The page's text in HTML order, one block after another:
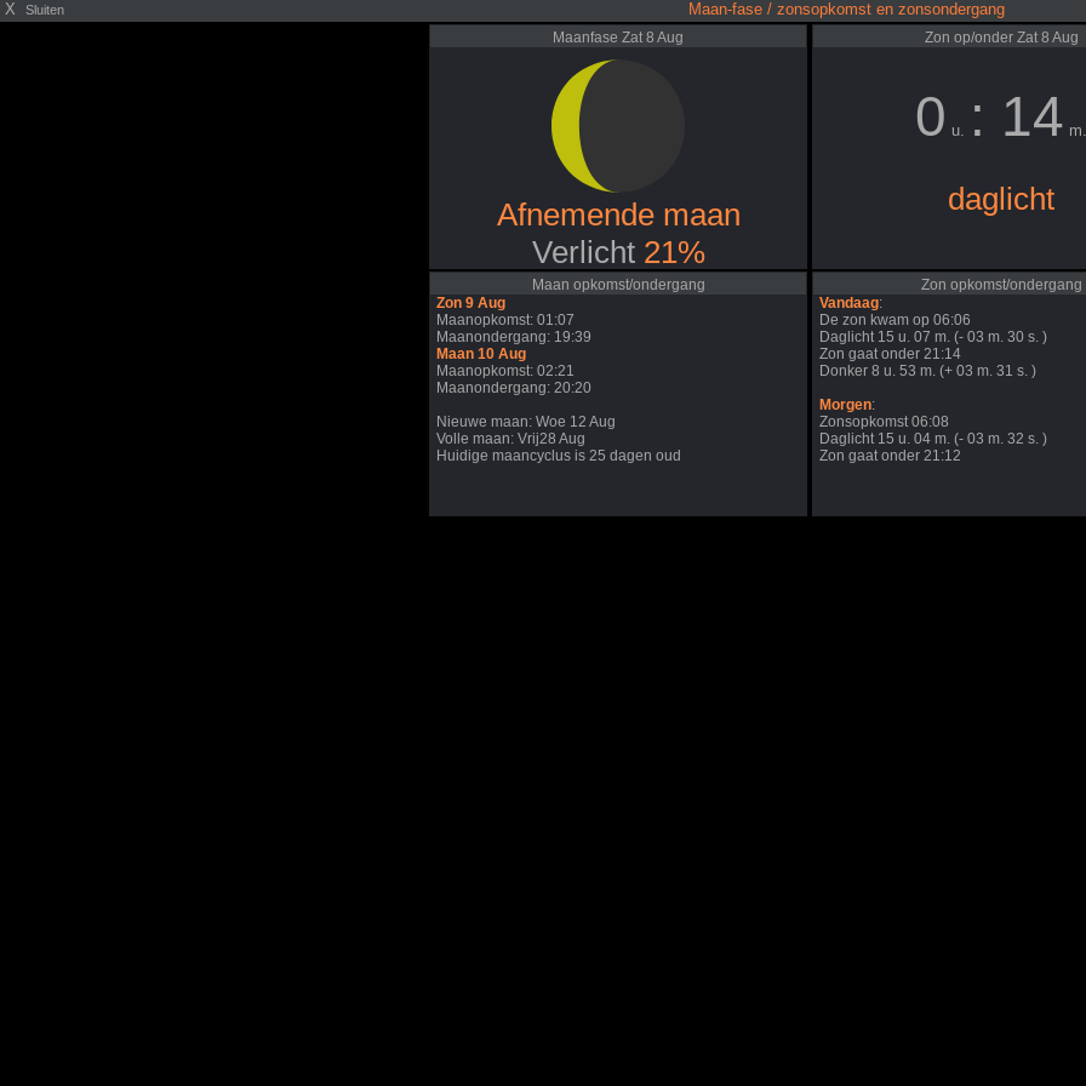
X Sluiten Maan-fase / zonsopkomst en zonsondergang
Maanfase Zat 8 Aug
Afnemende maan
Verlicht 21%
Zon op/onder Zat 8 Aug
0 u. : 14 m.
daglicht
Maan opkomst/ondergang
Zon 9 Aug
Maanopkomst: 01:07
Maanondergang: 19:39
Maan 10 Aug
Maanopkomst: 02:21
Maanondergang: 20:20
Nieuwe maan: Woe 12 Aug
Volle maan: Vrij28 Aug
Huidige maancyclus is 25 dagen oud
Zon opkomst/ondergang
Vandaag:
De zon kwam op 06:06
Daglicht 15 u. 07 m. (- 03 m. 30 s. )
Zon gaat onder 21:14
Donker 8 u. 53 m. (+ 03 m. 31 s. )
Morgen:
Zonsopkomst 06:08
Daglicht 15 u. 04 m. (- 03 m. 32 s. )
Zon gaat onder 21:12